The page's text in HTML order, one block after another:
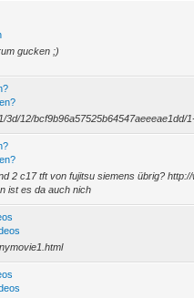
gucken ;)
3d/12/bcf9b96a57525b64547aeeeae1dd/
2 c17 tft von fujitsu siemens übrig?
ist es da auch nich